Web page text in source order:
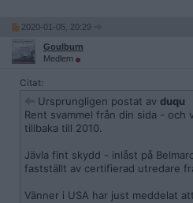
2020-01-05, 20:29
Goulburn
Medlem
Citat:
Ursprungligen postat av duqu
Rent svammel från din sida - och
tillbaka till 2010.
Jävla fint skydd - inlåst på
fastställt av certifierad utredare
Vänner i USA har just meddelat